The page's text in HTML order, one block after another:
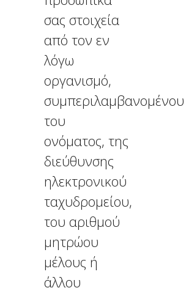
σας στοιχεία
από τον εν
λόγω
οργανισμό,
συμπεριλαμβανομένου
του
ονόματος, της
διεύθυνσης
ηλεκτρονικού
ταχυδρομείου,
του αριθμού
μητρώου
μέλους ή
άλλου